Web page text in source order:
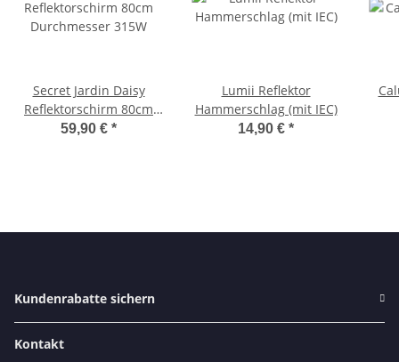
Secret Jardin Daisy
Reflektorschirm 80cm
Durchmesser 315W
59,90 € *
Lumii Reflektor
Hammerschlag (mit IEC)
14,90 € *
Kundenrabatte sichern
Kontakt